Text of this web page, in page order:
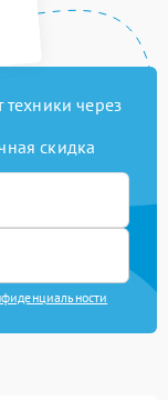
через
скидка